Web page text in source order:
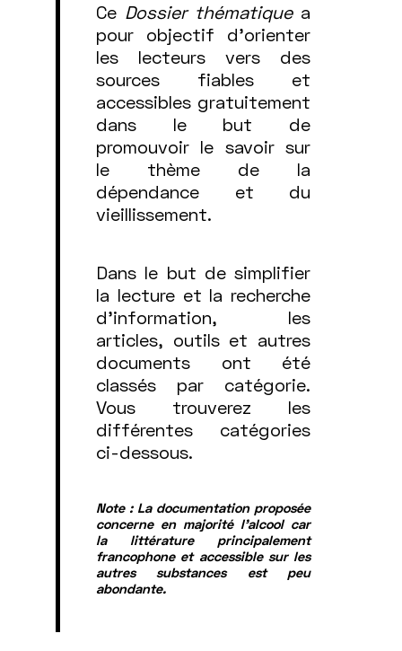
Ce Dossier thématiquea
pour objectif d’orienter
les lecteurs vers des
sources fiables et
accessibles gratuitement
dans le but de
promouvoir le savoir sur
le thème de la
dépendance et du
vieillissement.
Dans le but de simplifier
la lecture et la recherche
d'information, les
articles, outils et autres
documents ont été
classés par catégorie.
Vous trouverez les
différentes catégories
ci-dessous.
Note : La documentation proposée
concerne en majorité l’alcool car
la littérature principalement
francophone et accessible sur les
autres substances est peu
abondante.